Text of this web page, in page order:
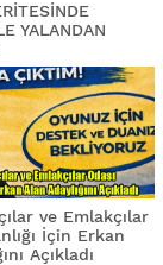
YALANDAN
ve Emlakçılar
İçin Erkan
Açıkladı